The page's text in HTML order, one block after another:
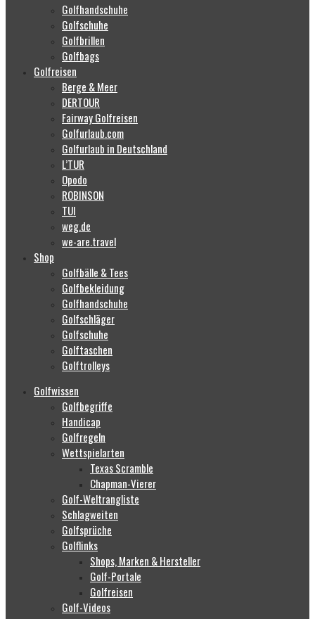
Golfhandschuhe
Golfschuhe
Golfbrillen
Golfbags
Golfreisen
Berge & Meer
DERTOUR
Fairway Golfreisen
Golfurlaub.com
Golfurlaub in Deutschland
L’TUR
Opodo
ROBINSON
TUI
weg.de
we-are.travel
Shop
Golfbälle & Tees
Golfbekleidung
Golfhandschuhe
Golfschläger
Golfschuhe
Golftaschen
Golftrolleys
Golfwissen
Golfbegriffe
Handicap
Golfregeln
Wettspielarten
Texas Scramble
Chapman-Vierer
Golf-Weltrangliste
Schlagweiten
Golfsprüche
Golflinks
Shops, Marken & Hersteller
Golf-Portale
Golfreisen
Golf-Videos